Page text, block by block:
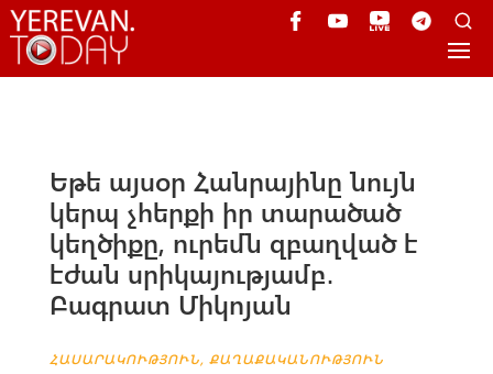
Եթե այսօր Հանրայինը նույն
կերպ չհերքի իր տարածած
կեղծիքը, ուրեմն զբաղված է
էժան սրիկայությամբ․
Բագրատ Միկոյան
ՀԱՍԱՐԱԿՈՒԹՅՈՒՆ, ՔԱՂԱՔԱԿԱՆՈՒԹՅՈՒՆ